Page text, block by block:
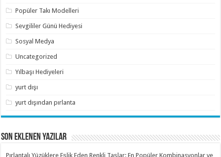
Popüler Takı Modelleri
Sevgililer Günü Hediyesi
Sosyal Medya
Uncategorized
Yılbaşı Hediyeleri
yurt dışı
yurt dışından pırlanta
SON EKLENEN YAZILAR
Pırlantalı Yüzüklere Eşlik Eden Renkli Taşlar: En Popüler Kombinasyonlar ve